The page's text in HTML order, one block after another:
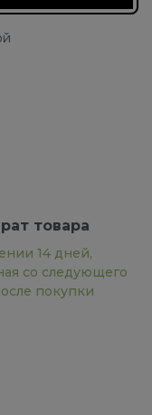
товара
14 дней,
со следующего
покупки